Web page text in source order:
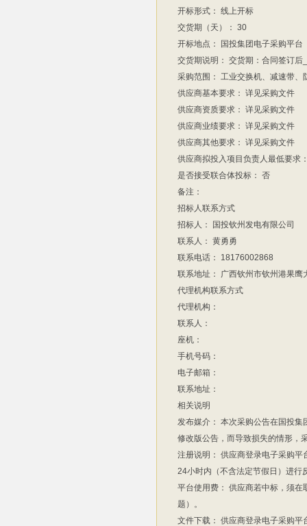
开标形式： 线上开标
交货期（天）： 30
开标地点：
国投集团电子采购平台
交货期说明： 交货期：合同签订
采购范围： 工业交换机、减速带、
供应商基本要求： 详见采购文件
供应商资质要求： 详见采购文件
供应商业绩要求： 详见采购文件
供应商其他要求： 详见采购文件
供应商拟投入项目负责人最低要求
是否接受联合体投标： 否
备注：
招标人联系方式
招标人：
国投钦州发电有限公司
联系人： 黄勇勇
联系电话：
18176002868
联系地址：
广西钦州市钦州港果鹰
代理机构联系方式
代理机构：
联系人：
座机：
手机号码：
电子邮箱：
联系地址：
相关说明
发布媒介： 本次采购公告在国投集
修改版公告，而导致损失的情形，
注册说明： 供应商登录电子采购平
24小时内（不含法定节假日）进行
平台使用费： 供应商若中标，须在
题）。
文件下载： 供应商登录电子采购平